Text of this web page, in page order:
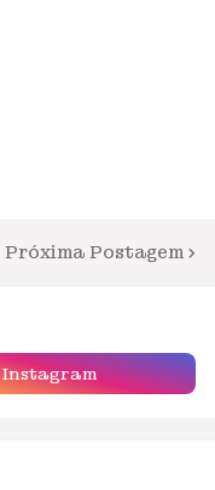
Próxima Postagem
Instagram